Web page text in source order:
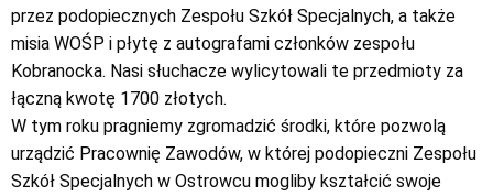
przez podopiecznych Zespołu Szkół Specjalnych, a także
misia WOŚP i płytę z autografami członków zespołu
Kobranocka. Nasi słuchacze wylicytowali te przedmioty za
łączną kwotę 1700 złotych.
W tym roku pragniemy zgromadzić środki, które pozwolą
urządzić Pracownię Zawodów, w której podopieczni Zespołu
Szkół Specjalnych w Ostrowcu mogliby kształcić swoje